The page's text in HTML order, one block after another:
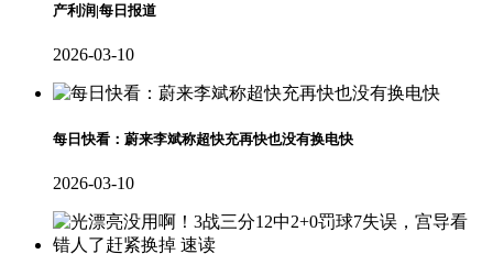
产利润|每日报道
2026-03-10
每日快看：蔚来李斌称超快充再快也没有换电快
2026-03-10